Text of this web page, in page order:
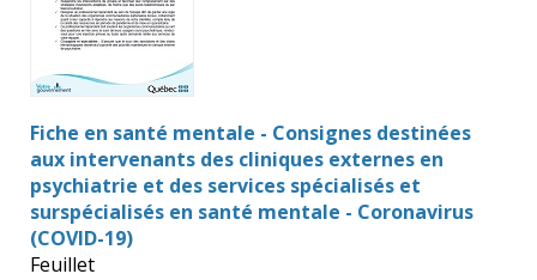
Fiche en santé mentale - Consignes destinées
aux intervenants des cliniques externes en
psychiatrie et des services spécialisés et
surspécialisés en santé mentale - Coronavirus
(COVID-19)
Feuillet